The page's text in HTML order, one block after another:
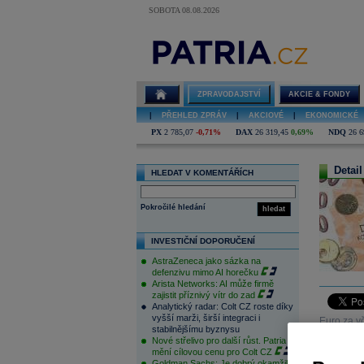
SOBOTA 08.08.2026
ZPRAVODAJSTVÍ AKCIE & FONDY
PŘEHLED ZPRÁV AKCIOVÉ EKONOMICKÉ
PX 2 785,07 -0,71% DAX 26 319,45 0,69% NDQ 26
HLEDAT V KOMENTÁŘÍCH
hledat
Pokročilé hledání
INVESTIČNÍ DOPORUČENÍ
AstraZeneca jako sázka na
defenzivu mimo AI horečku
Arista Networks: AI může firmě
zajistit příznivý vítr do zad
Analytický radar: Colt CZ roste díky
vyšší marži, širší integraci i
stabilnějšímu byznysu
Nové střelivo pro další růst. Patria
mění cílovou cenu pro Colt CZ
Euro za